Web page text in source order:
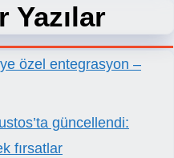
Yazılar
özel entegrasyon –
güncellendi:
fırsatlar